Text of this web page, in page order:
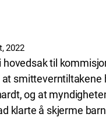
2022
hovedsak til
at smitteverntiltakene
og at
klarte å skjerme